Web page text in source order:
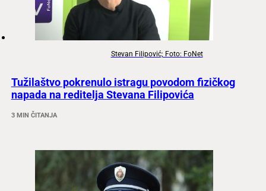
Stevan Filipović; Foto: FoNet
Tužilaštvo pokrenulo istragu povodom fizičkog
napada na reditelja Stevana Filipovića
3 MIN ČITANJA